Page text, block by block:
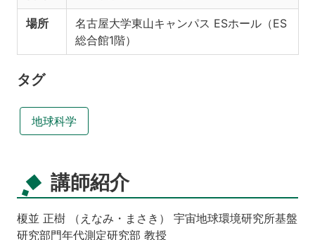
場所
名古屋大学東山キャンパス ESホール（ES
総合館1階）
タグ
地球科学
講師紹介
榎並 正樹 （えなみ・まさき） 宇宙地球環境研究所基盤
研究部門年代測定研究部 教授